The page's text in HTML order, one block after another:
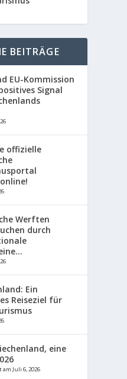
BEITRÄGE
EU-Kommission
Signal
offizielle
Werften
durch
Ein
Reiseziel für
eine
Juli 6, 2026